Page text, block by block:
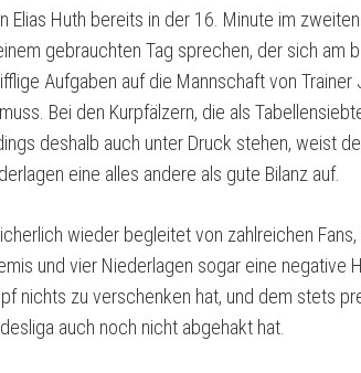
Elias Huth bereits in der 16. Minute im
gebrauchten Tag sprechen, der sich am
Aufgaben auf die Mannschaft von
Bei den Kurpfälzern, die als
deshalb auch unter Druck stehen, weist
eine alles andere als gute Bilanz auf.
wieder begleitet von zahlreichen
und vier Niederlagen sogar eine negative
nichts zu verschenken hat, und dem stets
auch noch nicht abgehakt hat.